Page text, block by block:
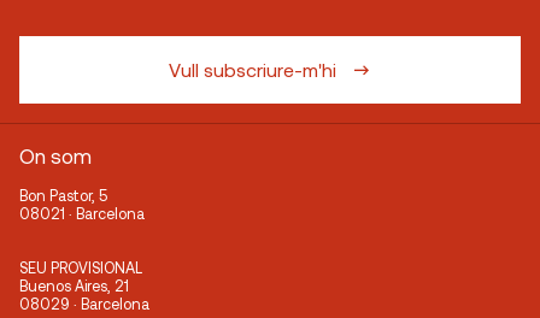
Vull subscriure-m'hi
On som
Bon Pastor, 5
08021 · Barcelona
SEU PROVISIONAL
Buenos Aires, 21
08029 · Barcelona